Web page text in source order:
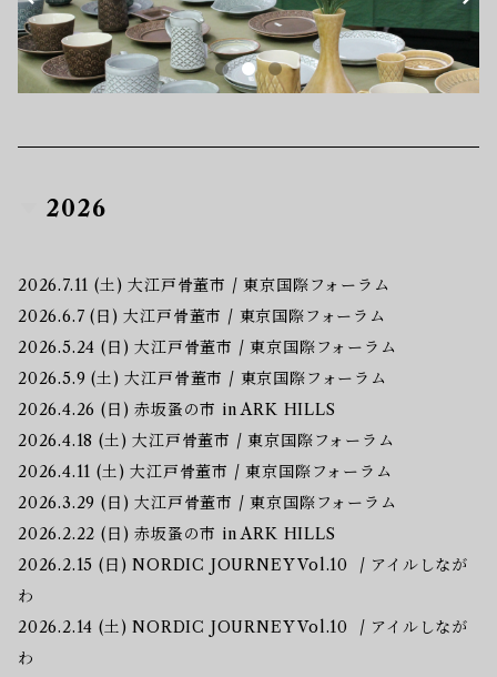
2026
2026.7.11 (土) 大江戸骨董市 / 東京国際フォーラム
2026.6.7 (日) 大江戸骨董市 / 東京国際フォーラム
2026.5.24 (日) 大江戸骨董市 / 東京国際フォーラム
2026.5.9 (土) 大江戸骨董市 / 東京国際フォーラム
2026.4.26 (日) 赤坂蚤の市 in ARK HILLS
2026.4.18 (土) 大江戸骨董市 / 東京国際フォーラム
2026.4.11 (土) 大江戸骨董市 / 東京国際フォーラム
2026.3.29 (日) 大江戸骨董市 / 東京国際フォーラム
2026.2.22 (日) 赤坂蚤の市 in ARK HILLS
2026.2.15 (日) NORDIC JOURNEY Vol.10 / アイルしなが
わ
2026.2.14 (土) NORDIC JOURNEY Vol.10 / アイルしなが
わ